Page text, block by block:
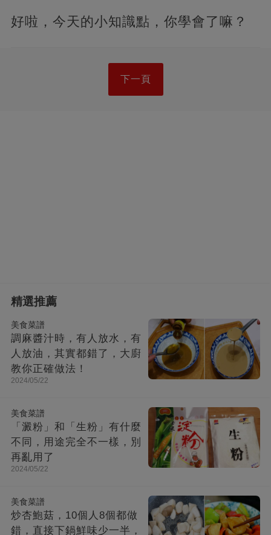
好啦，今天的小知識點，你學會了嘛？
下一頁
精選推薦
美食菜譜
調麻醬汁時，有人放水，有
人放油，其實都錯了，大廚
教你正確做法！
2024/05/22
美食菜譜
「澱粉」和「生粉」有什麼
不同，用途完全不一樣，別
再亂用了
2024/05/22
美食菜譜
炒杏鮑菇，10個人8個都做
錯，直接下鍋鮮味少一半，